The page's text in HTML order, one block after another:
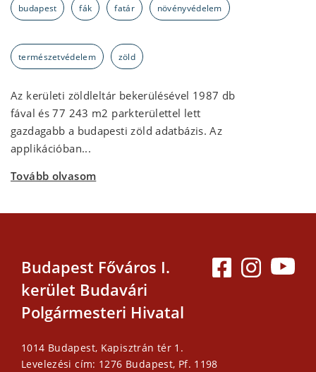
budapest fák fatár növényvédelem
természetvédelem zöld
Az kerületi zöldleltár bekerülésével 1987 db
fával és 77 243 m2 parkterülettel lett
gazdagabb a budapesti zöld adatbázis. Az
applikációban...
Tovább olvasom
Budapest Főváros I.
kerület Budavári
Polgármesteri Hivatal
1014 Budapest, Kapisztrán tér 1.
Levelezési cím: 1276 Budapest, Pf. 1198